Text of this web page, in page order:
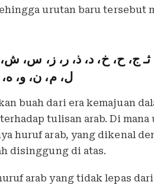
urutan baru tersebut
ثـ ج، ح، خ، د، ذ، ر، ز،
ل، م، ن، و، ه،
buah dari era kemajuan
tulisan arab. Di
huruf arab, yang dikenal
disinggung di atas.
arab yang tidak lepas